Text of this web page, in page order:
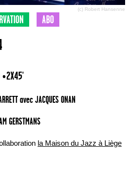
(c) Robert Hansenne
ABO
• 2X45'
avec JACQUES ONAN
GERSTMANS
la Maison du Jazz à Liège